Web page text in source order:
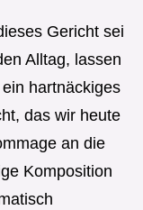
Gericht sei
Alltag, lassen
hartnäckiges
das wir heute
an die
Komposition